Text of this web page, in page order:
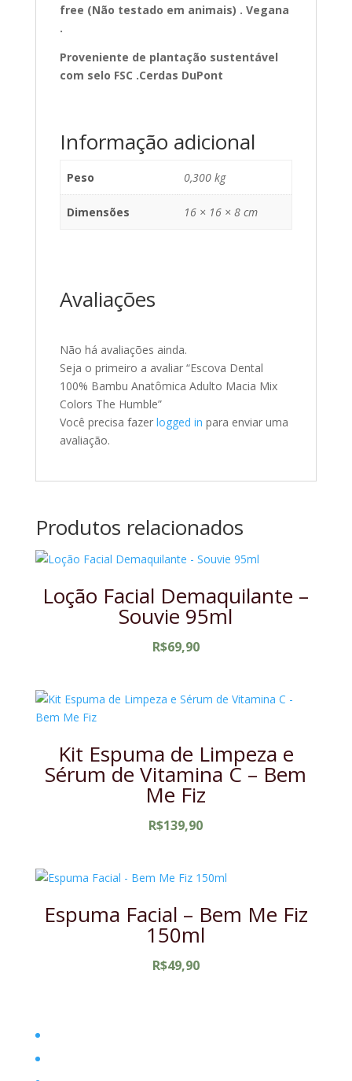
free (Não testado em animais) . Vegana
.
Proveniente de plantação sustentável
com selo FSC .Cerdas DuPont
Informação adicional
Peso 0,300 kg
Dimensões 16 × 16 × 8 cm
Avaliações
Não há avaliações ainda.
Seja o primeiro a avaliar “Escova Dental
100% Bambu Anatômica Adulto Macia Mix
Colors The Humble”
Você precisa fazer logged in para enviar uma
avaliação.
Produtos relacionados
Loção Facial Demaquilante –
Souvie 95ml
R$69,90
Kit Espuma de Limpeza e
Sérum de Vitamina C – Bem
Me Fiz
R$139,90
Espuma Facial – Bem Me Fiz
150ml
R$49,90